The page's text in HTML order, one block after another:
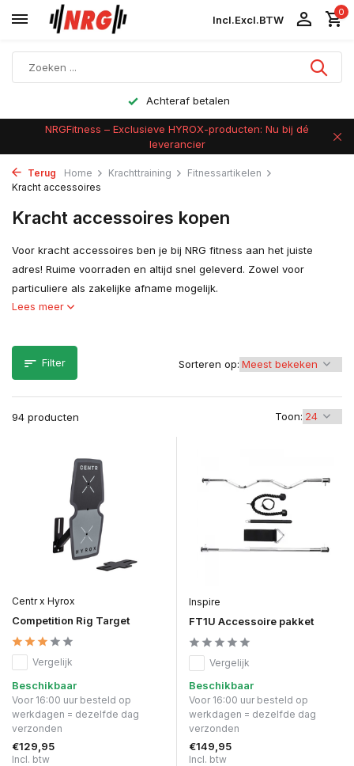
Incl.Excl.BTW
0
Achteraf betalen
NRGFitness – Exclusieve HYROX-producten: Nu bij dé
leverancier
Terug Home Krachttraining
Fitnessartikelen
Kracht accessoires
Kracht accessoires kopen
Voor kracht accessoires ben je bij NRG fitness aan het juiste
adres! Ruime voorraden en altijd snel geleverd. Zowel voor
particuliere als zakelijke afname mogelijk.
Lees meer
Filter
94 producten Toon:
Sorteren op:
Centr x Hyrox
Competition Rig Target
Vergelijk
Beschikbaar
Voor 16:00 uur besteld op
werkdagen = dezelfde dag
verzonden
€129,95
Incl. btw
Inspire
FT1U Accessoire pakket
Vergelijk
Beschikbaar
Voor 16:00 uur besteld op
werkdagen = dezelfde dag
verzonden
€149,95
Incl. btw